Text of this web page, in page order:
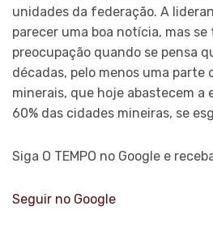
unidades da federação. A
parecer uma boa notícia, mas
preocupação quando se pensa
décadas, pelo menos uma parte
minerais, que hoje abastecem a
60% das cidades mineiras, se
Siga O TEMPO no Google e
Seguir no Google